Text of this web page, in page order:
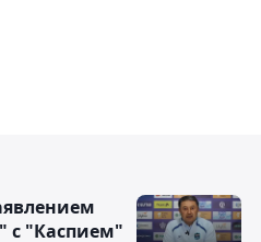
с "Каспием"